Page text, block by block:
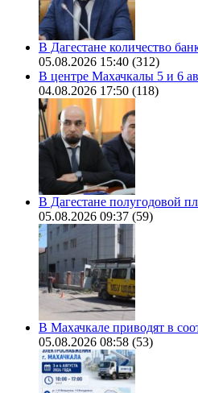
В Дагестане количество
05.08.2026 15:40 (312)
В центре Махачкалы 5 и 6
04.08.2026 17:50 (118)
В Дагестане полугодовой
05.08.2026 09:37 (59)
В Махачкале приводят в
05.08.2026 08:58 (53)